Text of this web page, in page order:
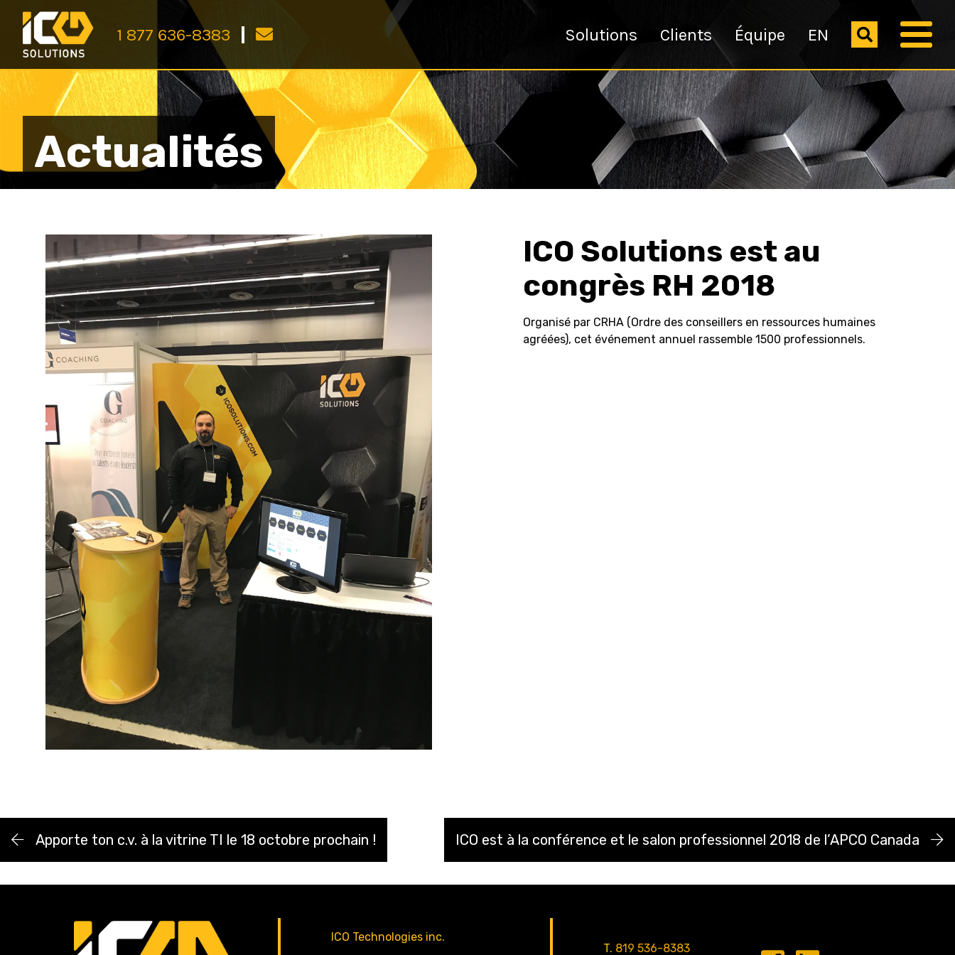
1 877 636-8383 Solutions Clients Équipe EN
Actualités
ICO Solutions est au
congrès RH 2018
Organisé par CRHA (Ordre des conseillers en ressources humaines
agréées), cet événement annuel rassemble 1500 professionnels.
Apporte ton c.v. à la vitrine TI le 18 octobre prochain ! ICO est à la conférence et le salon professionnel 2018 de l’APCO Canada
ICO Technologies inc.
T. 819 536-8383